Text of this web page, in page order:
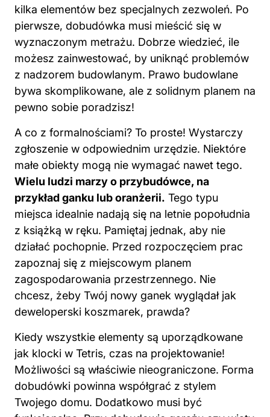
kilka elementów bez specjalnych zezwoleń. Po
pierwsze, dobudówka musi mieścić się w
wyznaczonym metrażu. Dobrze wiedzieć, ile
możesz zainwestować, by uniknąć problemów
z nadzorem budowlanym. Prawo budowlane
bywa skomplikowane, ale z solidnym planem na
pewno sobie poradzisz!
A co z formalnościami? To proste! Wystarczy
zgłoszenie w odpowiednim urzędzie. Niektóre
małe obiekty mogą nie wymagać nawet tego.
Wielu ludzi marzy o przybudówce, na
przykład ganku lub oranżerii. Tego typu
miejsca idealnie nadają się na letnie popołudnia
z książką w ręku. Pamiętaj jednak, aby nie
działać pochopnie. Przed rozpoczęciem prac
zapoznaj się z miejscowym planem
zagospodarowania przestrzennego. Nie
chcesz, żeby Twój nowy ganek wyglądał jak
deweloperski koszmarek, prawda?
Kiedy wszystkie elementy są uporządkowane
jak klocki w Tetris, czas na projektowanie!
Możliwości są właściwie nieograniczone. Forma
dobudówki powinna współgrać z stylem
Twojego domu. Dodatkowo musi być